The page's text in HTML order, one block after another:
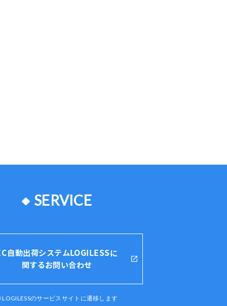
SERVICE
自動出荷システムLOGILESSに
関するお問い合わせ
のサービスサイトに遷移します